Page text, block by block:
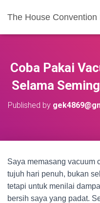
The House Convention
Coba Pakai
Selama
Published by
Saya memasang vacuum
tujuh hari penuh, bukan
tetapi untuk menilai
bersih saya yang padat.